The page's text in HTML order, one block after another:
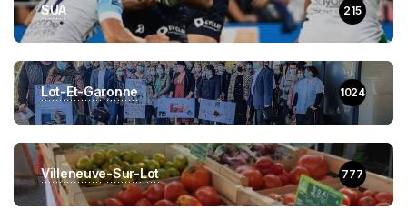
SUA 215
Lot-Et-Garonne 1024
Villeneuve-Sur-Lot 777